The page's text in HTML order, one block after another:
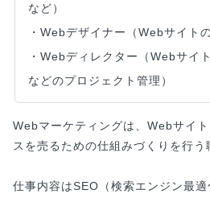
など）
・Webデザイナー（Webサイト
・Webディレクター（Webサイ
などのプロジェクト管理）
Webマーケティングは、Webサイ
スを売るための仕組みづくりを行う
仕事内容はSEO（検索エンジン最